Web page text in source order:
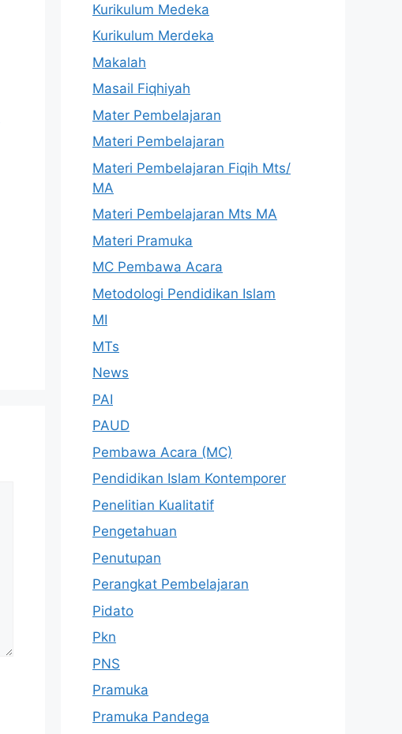
Kurikulum Medeka
Kurikulum Merdeka
Makalah
Masail Fiqhiyah
Mater Pembelajaran
Materi Pembelajaran
Materi Pembelajaran Fiqih Mts/
MA
Materi Pembelajaran Mts MA
Materi Pramuka
MC Pembawa Acara
Metodologi Pendidikan Islam
MI
MTs
News
PAI
PAUD
Pembawa Acara (MC)
Pendidikan Islam Kontemporer
Penelitian Kualitatif
Pengetahuan
Penutupan
Perangkat Pembelajaran
Pidato
Pkn
PNS
Pramuka
Pramuka Pandega